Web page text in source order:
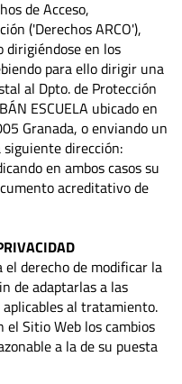
de Acceso,
('Derechos ARCO'),
dirigiéndose en los
para ello dirigir una
al Dpto. de Protección
ESCUELA ubicado en
Granada, o enviando un
dirección:
en ambos casos su
acreditativo de
el derecho de modificar la
de adaptarlas a las
al tratamiento.
el Sitio Web los cambios
a la de su puesta